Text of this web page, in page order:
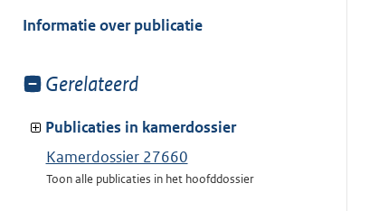
van:
Informatie over publicatie
Toon
van:
Gerelateerd
Publicaties in kamerdossier
Kamerdossier 27660
Toon alle publicaties in het hoofddossier